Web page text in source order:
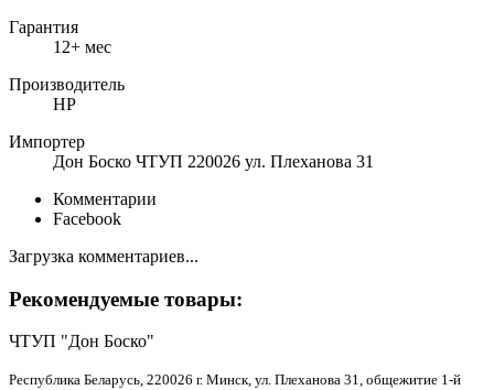
Гарантия
12+ мес
Производитель
HP
Импортер
Дон Боско ЧТУП 220026 ул. Плеханова 31
Комментарии
Facebook
Загрузка комментариев...
Рекомендуемые товары:
ЧТУП "Дон Боско"
Республика Беларусь, 220026 г. Минск, ул. Плеханова 31, общежитие 1-й